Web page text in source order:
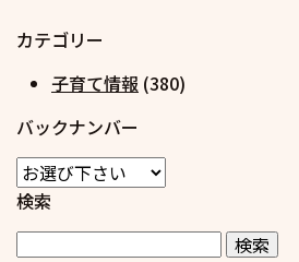
カテゴリー
子育て情報 (380)
バックナンバー
検索